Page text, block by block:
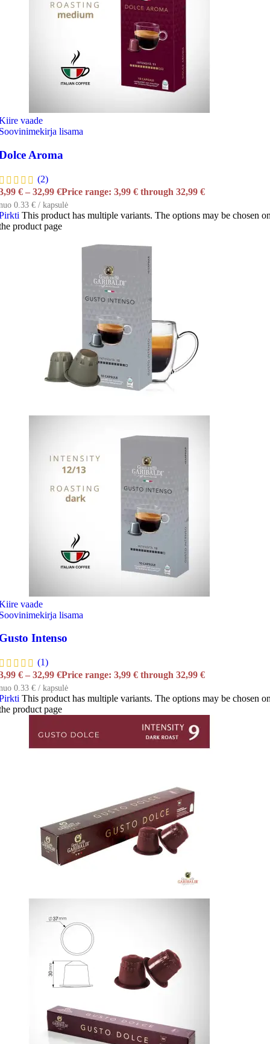
vaade
lisama
Aroma
(2)
€ – 32,99 €Price range: 3,99 € through 32,99 €
0.33 € / kapsulė
This product has multiple variants. The options may be chosen
product page
vaade
lisama
Intenso
(1)
€ – 32,99 €Price range: 3,99 € through 32,99 €
0.33 € / kapsulė
This product has multiple variants. The options may be chosen
product page